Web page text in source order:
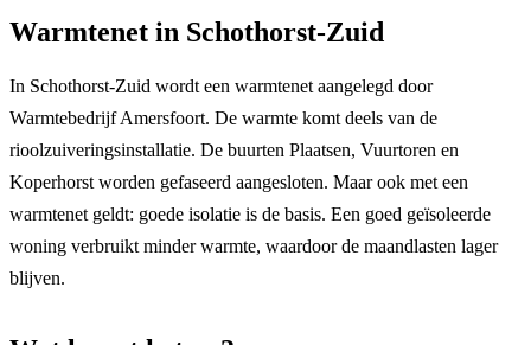
Warmtenet in Schothorst-Zuid
In Schothorst-Zuid wordt een warmtenet aangelegd door
Warmtebedrijf Amersfoort. De warmte komt deels van de
rioolzuiveringsinstallatie. De buurten Plaatsen, Vuurtoren en
Koperhorst worden gefaseerd aangesloten. Maar ook met een
warmtenet geldt: goede isolatie is de basis. Een goed geïsoleerde
woning verbruikt minder warmte, waardoor de maandlasten lager
blijven.